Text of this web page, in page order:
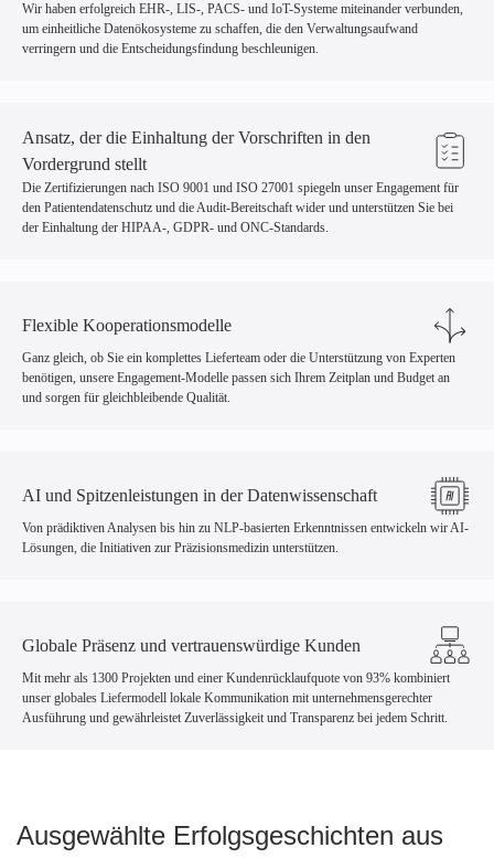
Wir haben erfolgreich EHR-, LIS-, PACS- und IoT-Systeme miteinander verbunden,
um einheitliche Datenökosysteme zu schaffen, die den Verwaltungsaufwand
verringern und die Entscheidungsfindung beschleunigen.
Ansatz, der die Einhaltung der Vorschriften in den
Vordergrund stellt
Die Zertifizierungen nach ISO 9001 und ISO 27001 spiegeln unser Engagement für
den Patientendatenschutz und die Audit-Bereitschaft wider und unterstützen Sie bei
der Einhaltung der HIPAA-, GDPR- und ONC-Standards.
Flexible Kooperationsmodelle
Ganz gleich, ob Sie ein komplettes Lieferteam oder die Unterstützung von Experten
benötigen, unsere Engagement-Modelle passen sich Ihrem Zeitplan und Budget an
und sorgen für gleichbleibende Qualität.
AI und Spitzenleistungen in der Datenwissenschaft
Von prädiktiven Analysen bis hin zu NLP-basierten Erkenntnissen entwickeln wir AI-
Lösungen, die Initiativen zur Präzisionsmedizin unterstützen.
Globale Präsenz und vertrauenswürdige Kunden
Mit mehr als 1300 Projekten und einer Kundenrücklaufquote von 93% kombiniert
unser globales Liefermodell lokale Kommunikation mit unternehmensgerechter
Ausführung und gewährleistet Zuverlässigkeit und Transparenz bei jedem Schritt.
Ausgewählte Erfolgsgeschichten aus